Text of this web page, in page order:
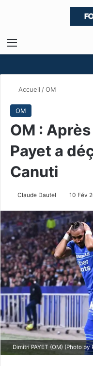
Menu
Accueil /OM
OM
OM : Après
Payet a
Canuti
Claude Dautel 10 Fév
Dimitri PAYET (OM) (Photo